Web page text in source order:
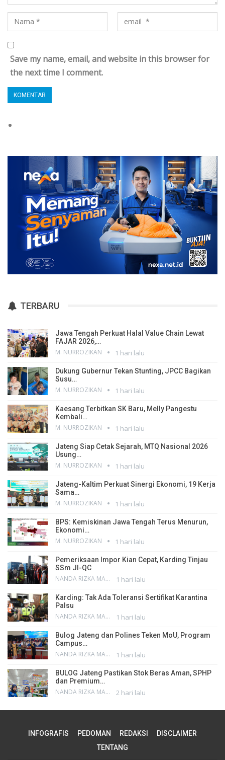
Save my name, email, and website in this browser for
the next time I comment.
TERBARU
Jawa Tengah Perkuat Halal Value Chain Lewat
FAJAR 2026,…
M. NURROZIKAN 1 hari lalu
Dukung Gubernur Tekan Stunting, JPCC Bagikan
Susu…
M. NURROZIKAN 1 hari lalu
Kaesang Terbitkan SK Baru, Melly Pangestu
Kembali…
M. NURROZIKAN 1 hari lalu
Jateng Siap Cetak Sejarah, MTQ Nasional 2026
Usung…
M. NURROZIKAN 1 hari lalu
Jateng-Kaltim Perkuat Sinergi Ekonomi, 19 Kerja
Sama…
M. NURROZIKAN 1 hari lalu
BPS: Kemiskinan Jawa Tengah Terus Menurun,
Ekonomi…
M. NURROZIKAN 1 hari lalu
Pemeriksaan Impor Kian Cepat, Karding Tinjau
SSm JI-QC
NANDA RIZKA MAHENDRA 1 hari lalu
Karding: Tak Ada Toleransi Sertifikat Karantina
Palsu
NANDA RIZKA MAHENDRA 1 hari lalu
Bulog Jateng dan Polines Teken MoU, Program
Campus…
NANDA RIZKA MAHENDRA 1 hari lalu
BULOG Jateng Pastikan Stok Beras Aman, SPHP
dan Premium…
NANDA RIZKA MAHENDRA 2 hari lalu
INFOGRAFIS PEDOMAN REDAKSI
DISCLAIMER
TENTANG